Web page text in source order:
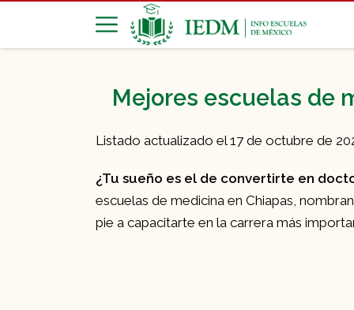
Mejores escuelas de
Listado actualizado el 17 de octubre de
¿Tu sueño es el de convertirte en
escuelas de medicina en Chiapas,
pie a capacitarte en la carrera más